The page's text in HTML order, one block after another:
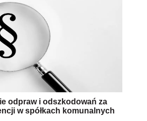
odpraw i odszkodowań za
w spółkach komunalnych